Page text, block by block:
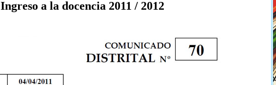
Ingreso a la docencia 2011 / 2012